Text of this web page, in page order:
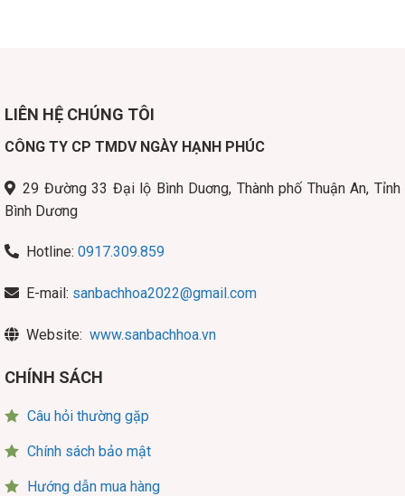
LIÊN HỆ CHÚNG TÔI
CÔNG TY CP TMDV NGÀY HẠNH PHÚC
29 Đường 33 Đại lộ Bình Duơng, Thành phố Thuận An, Tỉnh
Bình Dương
Hotline: 0917.309.859
E-mail: sanbachhoa2022@gmail.com
Website: www.sanbachhoa.vn
CHÍNH SÁCH
Câu hỏi thường gặp
Chính sách bảo mật
Hướng dẫn mua hàng